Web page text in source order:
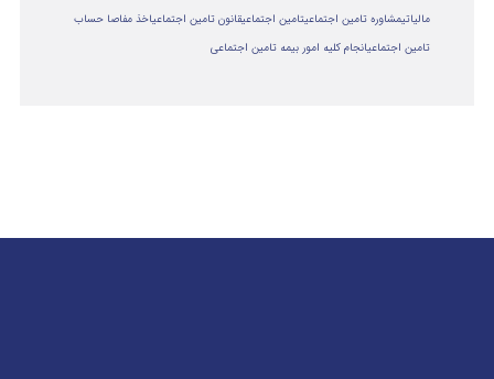
مالياتيمشاوره تامین اجتماعیتامین اجتماعیقانون تامین اجتماعیاخذ مفاصا حساب
تامین اجتماعیانجام کلیه امور بیمه تامین اجتماعی